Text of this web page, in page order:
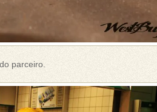
parceiro.